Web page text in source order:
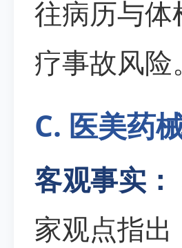
往病历与
疗事故风险。
C. 医美药
客观事实：
家观点指